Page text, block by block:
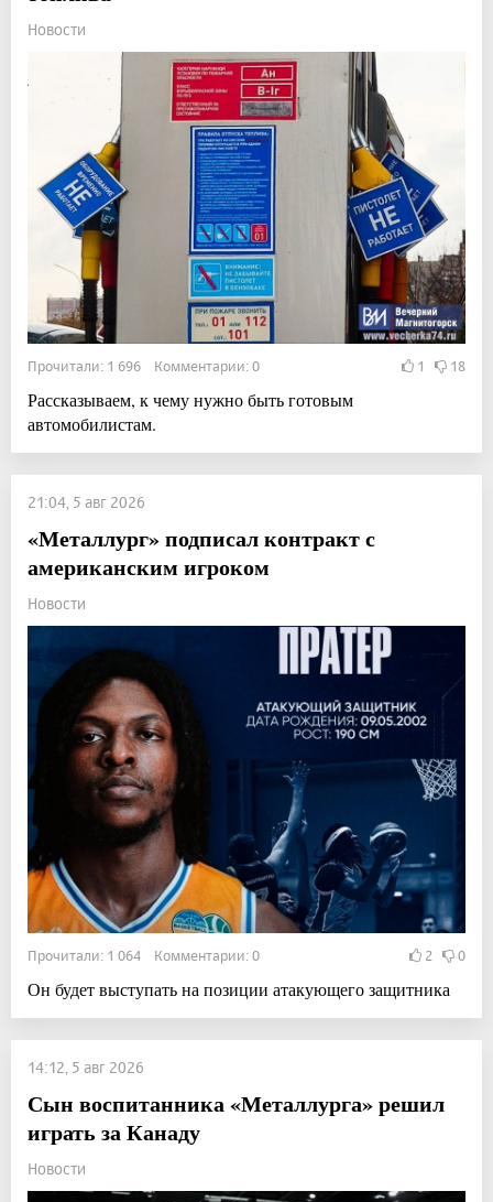
Новости
Прочитали: 1 696 Комментарии: 0 1 18
Рассказываем, к чему нужно быть готовым
автомобилистам.
21:04, 5 авг 2026
«Металлург» подписал контракт с
американским игроком
Новости
Прочитали: 1 064 Комментарии: 0 2 0
Он будет выступать на позиции атакующего защитника
14:12, 5 авг 2026
Сын воспитанника «Металлурга» решил
играть за Канаду
Новости